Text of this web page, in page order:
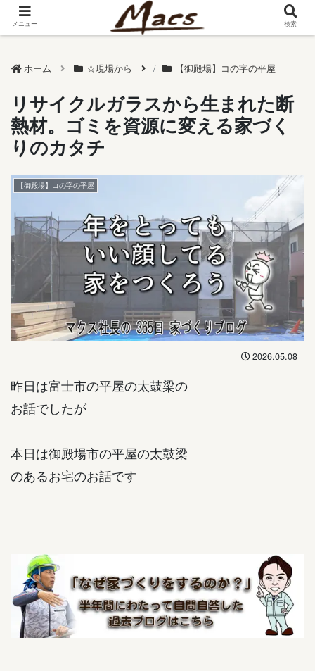
ホーム ☆現場から 【御殿場】コの字の平屋
リサイクルガラスから生まれた断
熱材。ゴミを資源に変える家づく
りのカタチ
【御殿場】コの字の平屋
2026.05.08
昨日は富士市の平屋の太鼓梁の
お話でしたが
本日は御殿場市の平屋の太鼓梁
のあるお宅のお話です
メニュー 検索